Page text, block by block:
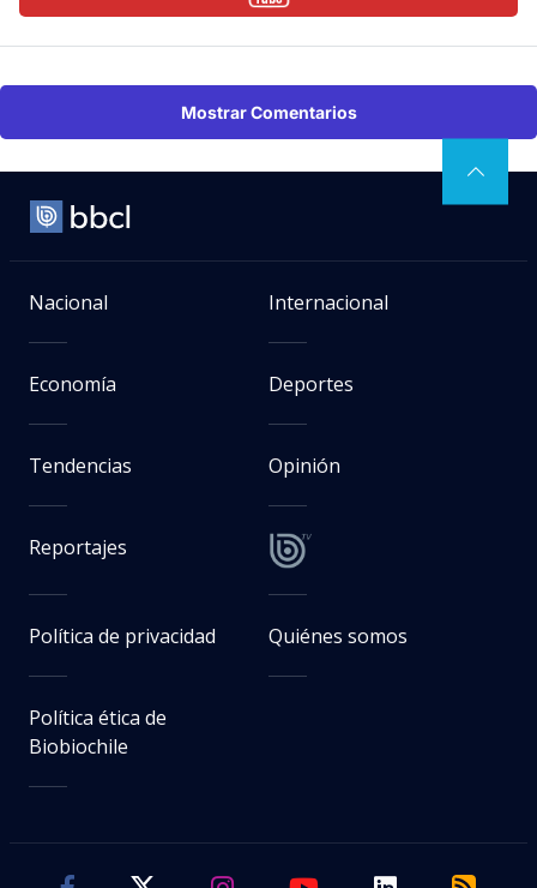
Mostrar Comentarios
Nacional Internacional
Economía Deportes
Tendencias Opinión
Reportajes
Política de privacidad Quiénes somos
Política ética de
Biobiochile